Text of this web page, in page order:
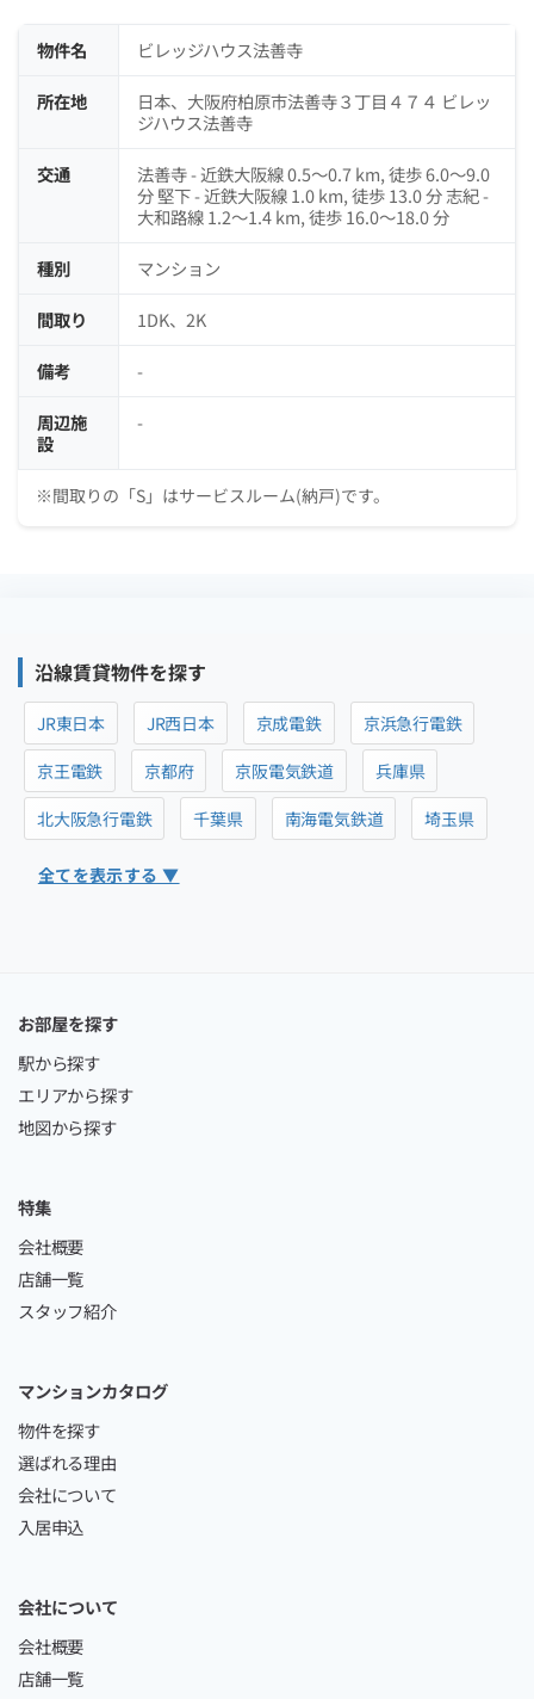
物件名 ビレッジハウス法善寺
所在地
日本、大阪府柏原市法善寺３丁目４７４ ビレッ
ジハウス法善寺
交通
法善寺 - 近鉄大阪線 0.5～0.7 km, 徒歩 6.0～9.0
分 堅下 - 近鉄大阪線 1.0 km, 徒歩 13.0 分 志紀 -
大和路線 1.2～1.4 km, 徒歩 16.0～18.0 分
種別 マンション
間取り 1DK、2K
備考 -
周辺施
設
-
※間取りの「S」はサービスルーム(納戸)です。
沿線賃貸物件を探す
JR東日本 JR西日本 京成電鉄
京浜急行電鉄
京王電鉄
京都府 京阪電気鉄道
兵庫県
北大阪急行電鉄
千葉県 南海電気鉄道 埼玉県
全てを表示する ▼
お部屋を探す
駅から探す
エリアから探す
地図から探す
特集
会社概要
店舗一覧
スタッフ紹介
マンションカタログ
物件を探す
選ばれる理由
会社について
入居申込
会社について
会社概要
店舗一覧